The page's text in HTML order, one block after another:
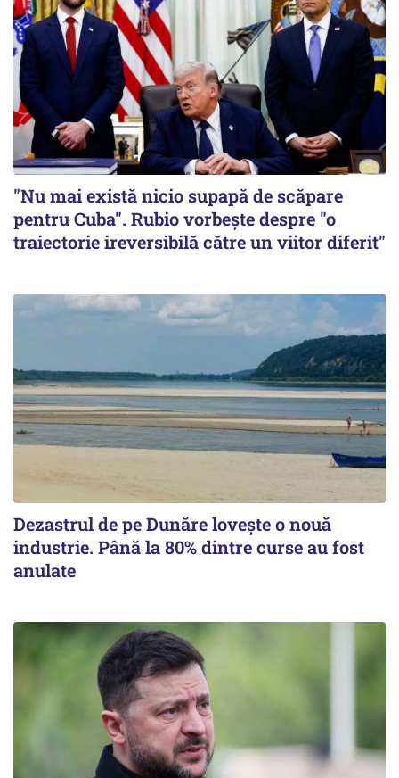
"Nu mai există nicio supapă de scăpare
pentru Cuba". Rubio vorbește despre "o
traiectorie ireversibilă către un viitor diferit"
Dezastrul de pe Dunăre lovește o nouă
industrie. Până la 80% dintre curse au fost
anulate